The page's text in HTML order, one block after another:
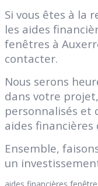
Si vous êtes à la
les aides
fenêtres à
contacter.
Nous serons
dans votre
personnalisés et
aides financières
Ensemble,
un